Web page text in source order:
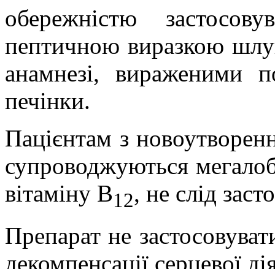
обережністю
пептичною виразкою
анамнезі, вираженими
печінки.
Пацієнтам з
супроводжуються
вітаміну В12, не слід
Препарат не
декомпенсації серцевої